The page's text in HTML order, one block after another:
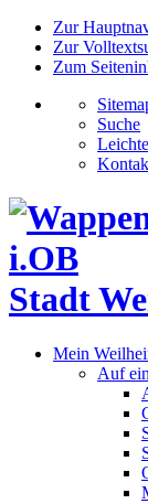
Zur
Zur
Zum
Suche
Stadt
Mein
Auf